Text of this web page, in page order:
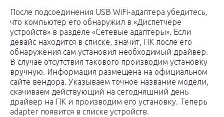
После подсоединения USB WiFi-адаптера убедитесь,
что компьютер его обнаружил в «Диспетчере
устройств» в разделе «Сетевые адаптеры». Если
девайс находится в списке, значит, ПК после его
обнаружения сам установил необходимый драйвер.
В случае отсутствия такового производим установку
вручную. Информация размещена на официальном
сайте вендора. Указываем точное название модели,
скачиваем действующий на сегодняшний день
драйвер на ПК и производим его установку. Теперь
adapter появится в списке устройств.